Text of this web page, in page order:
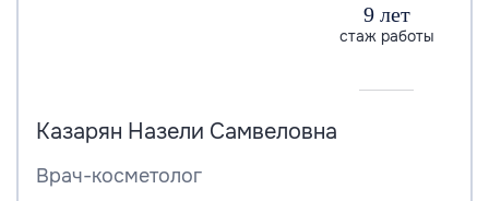
9 лет
стаж работы
Казарян Назели Самвеловна
Врач-косметолог